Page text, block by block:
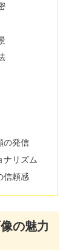
の発信
ナリズム
信頼感
の魅力